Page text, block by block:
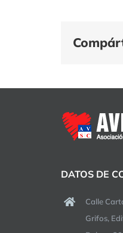
DATOS DE
Calle
Grifos,